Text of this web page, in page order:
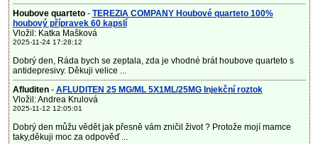
Houbove quarteto- TEREZIA COMPANY Houbové quarteto 100%
houbový přípravek 60 kapslí
Vložil: Katka Mašková
2025-11-24 17:28:12
Dobrý den, Ráda bych se zeptala, zda je vhodné brát houbove quarteto s
antidepresivy. Děkuji velice ...
Afluditen- AFLUDITEN 25 MG/ML 5X1ML/25MG Injekční roztok
Vložil: Andrea Krulová
2025-11-12 12:05:01
Dobrý den můžu vědět jak přesně vám zničil život ? Protože mojí mamce
taky,děkuji moc za odpověď ...